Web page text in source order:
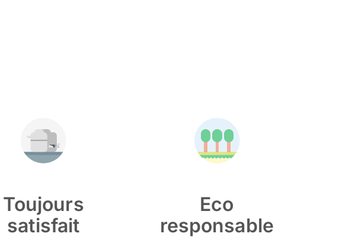
Toujours
satisfait
Eco
responsable